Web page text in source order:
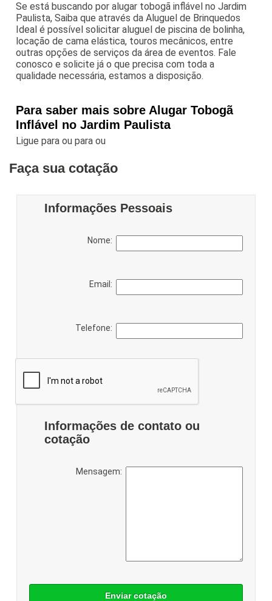
Se está buscando por alugar tobogã inflável no Jardim
Paulista, Saiba que através da Aluguel de Brinquedos
Ideal é possível solicitar aluguel de piscina de bolinha,
locação de cama elástica, touros mecânicos, entre
outras opções de serviços da área de eventos. Fale
conosco e solicite já o que precisa com toda a
qualidade necessária, estamos a disposição.
Para saber mais sobre Alugar Tobogã
Inflável no Jardim Paulista
Ligue paraou paraou
Faça sua cotação
Informações Pessoais
Nome:
Email:
Telefone:
Informações de contato ou
cotação
Mensagem:
Enviar cotação